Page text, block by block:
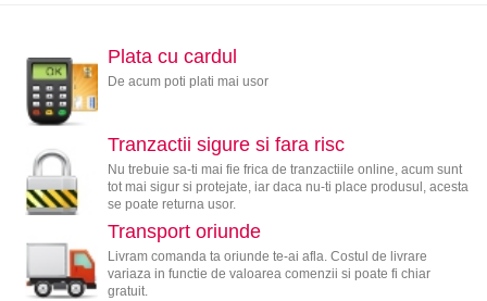
Plata cu cardul
De acum poti plati mai usor
Tranzactii sigure si fara risc
Nu trebuie sa-ti mai fie frica de tranzactiile online, acum sunt
tot mai sigur si protejate, iar daca nu-ti place produsul, acesta
se poate returna usor.
Transport oriunde
Livram comanda ta oriunde te-ai afla. Costul de livrare
variaza in functie de valoarea comenzii si poate fi chiar
gratuit.